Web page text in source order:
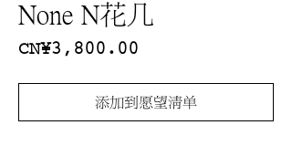
None N花几
CN¥3,800.00
添加到愿望清单